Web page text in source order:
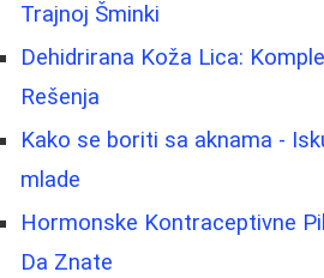
Trajnoj Šminki
Dehidrirana Koža Lica:
Rešenja
Kako se boriti sa aknama -
mlade
Hormonske Kontraceptivne
Da Znate